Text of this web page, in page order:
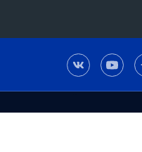
Наша
группа
в
Вконтакте
Наш
канал
на